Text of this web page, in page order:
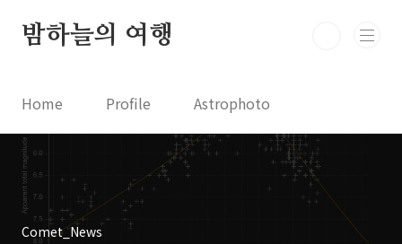
밤하늘의 여행
Home Profile Astrophoto
Astro News Comet News Astro Video
Astrophotography
Comet_News